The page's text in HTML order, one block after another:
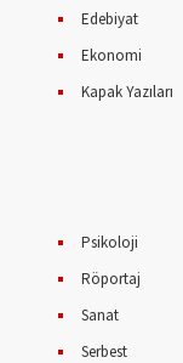
Edebiyat
Ekonomi
Kapak Yazıları
Psikoloji
Röportaj
Sanat
Serbest